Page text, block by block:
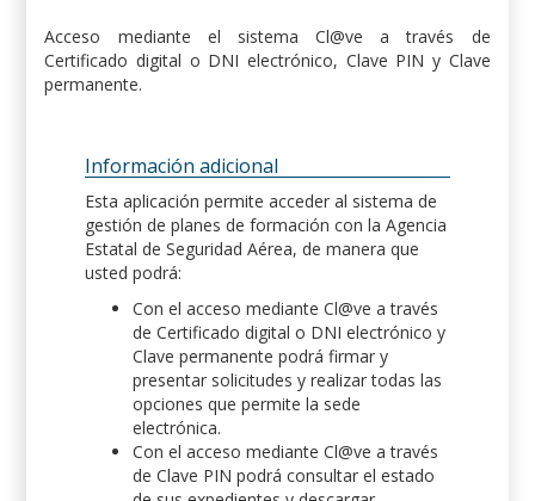
Acceso mediante el sistema Cl@ve a través de
Certificado digital o DNI electrónico, Clave PIN y Clave
permanente.
Información adicional
Esta aplicación permite acceder al sistema de
gestión de planes de formación con la Agencia
Estatal de Seguridad Aérea, de manera que
usted podrá:
Con el acceso mediante Cl@ve a través
de Certificado digital o DNI electrónico y
Clave permanente podrá firmar y
presentar solicitudes y realizar todas las
opciones que permite la sede
electrónica.
Con el acceso mediante Cl@ve a través
de Clave PIN podrá consultar el estado